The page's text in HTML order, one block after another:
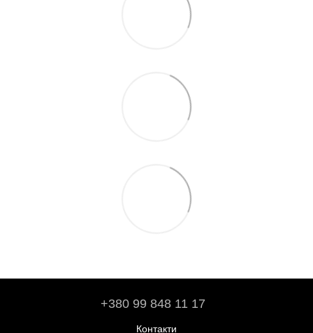
+380 99 848 11 17
Контакти